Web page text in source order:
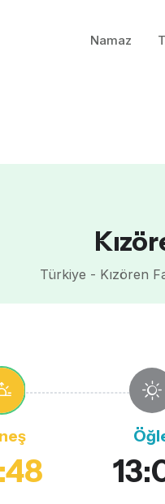
Namaz
Türkiye - Kızören